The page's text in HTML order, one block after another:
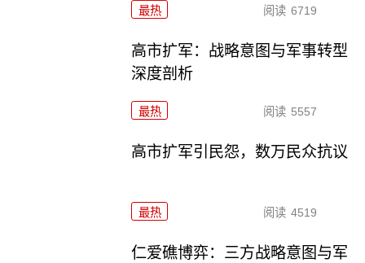
最热 阅读 6719
高市扩军：战略意图与军事转型
深度剖析
最热 阅读 5557
高市扩军引民怨，数万民众抗议
最热 阅读 4519
仁爱礁博弈：三方战略意图与军